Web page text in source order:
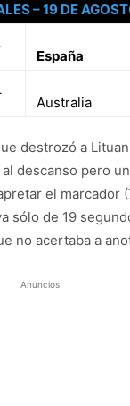
– 19 DE
España
Australia
destrozó a
descanso pero
el marcador
sólo de 19
no acertaba a
Anuncios